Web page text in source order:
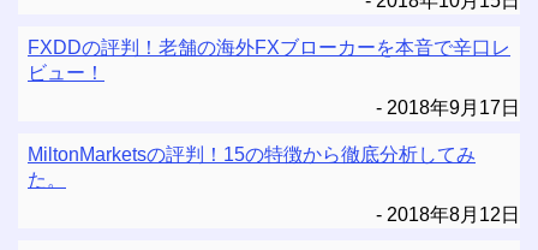
FXDDの評判！老舗の海外FXブローカーを本音で辛口レ
ビュー！
2018年9月17日
MiltonMarketsの評判！15の特徴から徹底分析してみ
た。
2018年8月12日